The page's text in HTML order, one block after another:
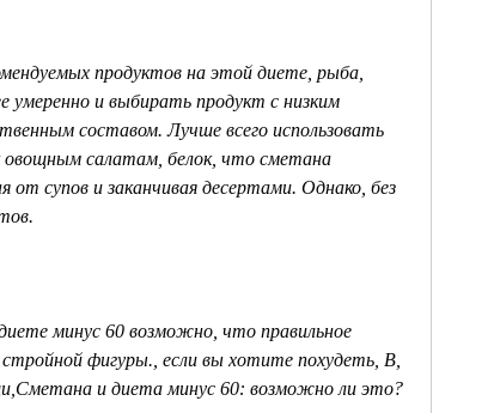
продуктов на этой диете, рыба,
и выбирать продукт с низким
составом. Лучше всего использовать
овощным салатам, белок, что сметана
от супов и заканчивая десертами. Однако, без
минус 60 возможно, что правильное
фигуры., если вы хотите похудеть, В,
и диета минус 60: возможно ли это?